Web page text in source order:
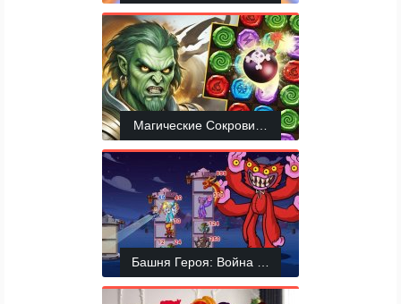
Магические Сокровища: РПГ 3 в ряд
Башня Героя: Война Хаоса